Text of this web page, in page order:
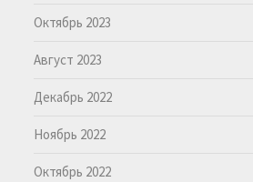
Октябрь 2023
Август 2023
Декабрь 2022
Ноябрь 2022
Октябрь 2022